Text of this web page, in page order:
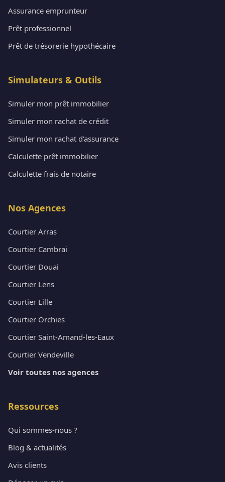
Assurance emprunteur
Prêt professionnel
Prêt de trésorerie hypothécaire
Simulateurs & Outils
Simuler mon prêt immobilier
Simuler mon rachat de crédit
Simuler mon rachat d'assurance
Calculette prêt immobilier
Calculette frais de notaire
Nos Agences
Courtier Arras
Courtier Cambrai
Courtier Douai
Courtier Lens
Courtier Lille
Courtier Orchies
Courtier Saint-Amand-les-Eaux
Courtier Vendeville
Voir toutes nos agences
Ressources
Qui sommes-nous ?
Blog & actualités
Avis clients